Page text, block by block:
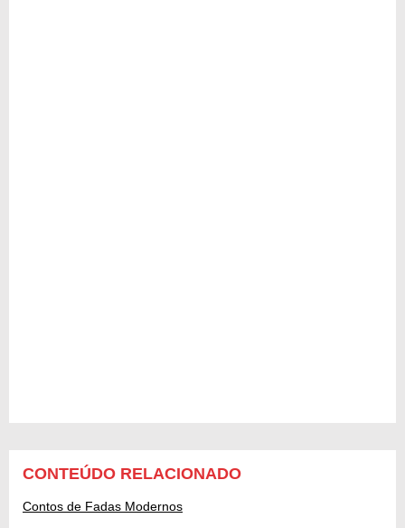
CONTEÚDO RELACIONADO
Contos de Fadas Modernos